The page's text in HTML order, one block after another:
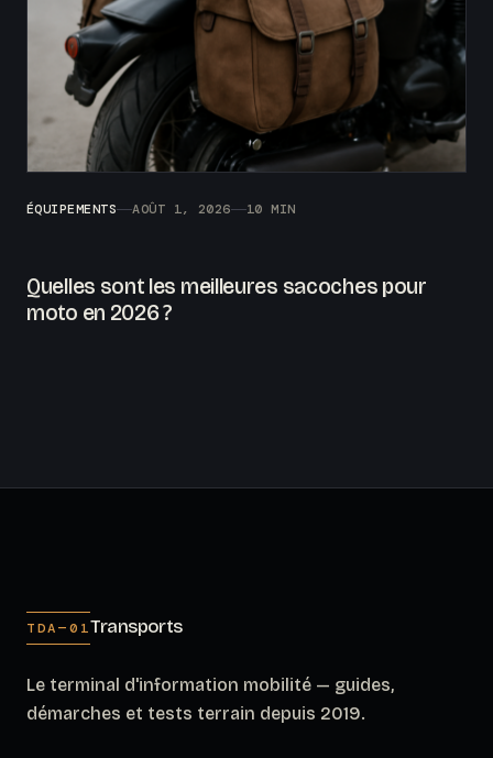
ÉQUIPEMENTS AOÛT 1, 2026 10 MIN
Quelles sont les meilleures sacoches pour
moto en 2026 ?
TDA—01Transports
Le terminal d'information mobilité — guides,
démarches et tests terrain depuis 2019.